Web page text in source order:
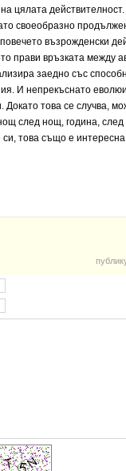
цялата
своеобразно
възрожденски
прави връзката между
заедно със
И непрекъснато
това се случва,
след нощ, година, след
това също е